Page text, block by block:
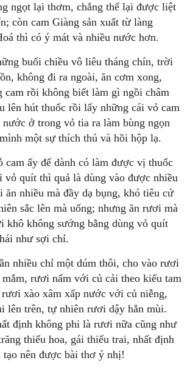
ngọt lại thơm, chẳng thế lại được liệt
còn cam Giàng sản xuất từ làng
thì có ý mát và nhiều nước hơn.
buổi chiều vô liêu tháng chín, trời
không đi ra ngoài, ăn cơm xong,
cam rồi không biết làm gì ngồi châm
lên hút thuốc rồi lấy những cái vỏ cam
ở trong vỏ tia ra làm bùng ngọn
một sự thích thú và hồi hộp lạ.
cam ấy để dành có làm được vị thuốc
vỏ quít thì quả là dùng vào được nhiều
ăn nhiều mà đầy dạ bụng, khó tiêu cứ
sắc lên mà uống; nhưng ăn rươi mà
khô không sướng bằng dùng vỏ quít
như sợi chỉ.
nhiều chỉ một dúm thôi, cho vào rươi
rươi nấm với củ cải theo kiểu tam
xào xâm xấp nước với củ niễng,
lên trên, tự nhiên rươi dậy hẳn mùi.
định không phi là rươi nữa cũng như
thiếu hoa, gái thiếu trai, nhất định
tạo nên được bài thơ ý nhị!